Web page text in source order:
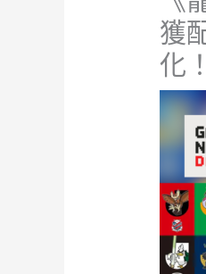
獲
化